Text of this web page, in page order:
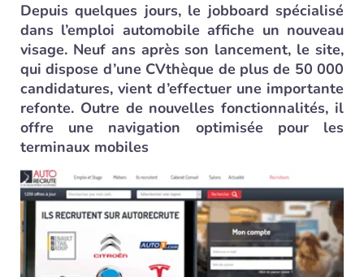
Depuis quelques jours, le jobboard spécialisé
dans l’emploi automobile affiche un nouveau
visage. Neuf ans après son lancement, le site,
qui dispose d’une CVthèque de plus de 50 000
candidatures, vient d’effectuer une importante
refonte. Outre de nouvelles fonctionnalités, il
offre une navigation optimisée pour les
terminaux mobiles